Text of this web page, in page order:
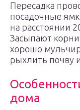
Пересадка
посадочные
на расстоянии
Засыпают
хорошо
рыхлить почву
дома